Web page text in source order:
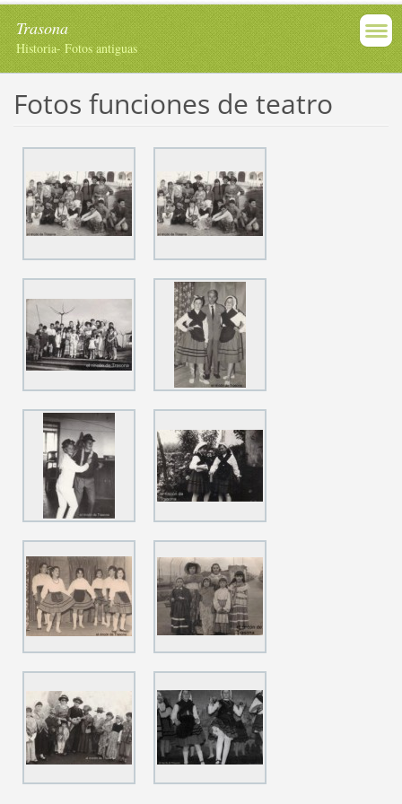
Trasona
Historia- Fotos antiguas
Fotos funciones de teatro